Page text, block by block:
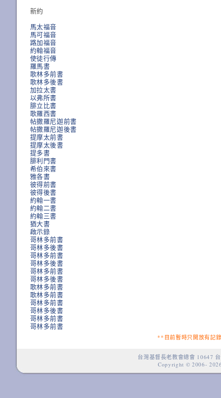
新約
馬太福音
馬可福音
路加福音
約翰福音
使徒行傳
羅馬書
歌林多前書
歌林多後書
加拉太書
以弗所書
腓立比書
歌羅西書
帖撒羅尼迦前書
帖撒羅尼迦後書
提摩太前書
提摩太後書
提多書
腓利門書
希伯來書
雅各書
彼得前書
彼得後書
約翰一書
約翰二書
約翰三書
猶大書
啟示錄
哥林多前書
哥林多後書
哥林多前書
哥林多後書
哥林多前書
哥林多後書
歌林多前書
歌林多前書
哥林多前書
哥林多後書
哥林多前書
哥林多前書
**目前暫時只開放有記
台灣基督長老教會總會 10647
Copyright © 2006-